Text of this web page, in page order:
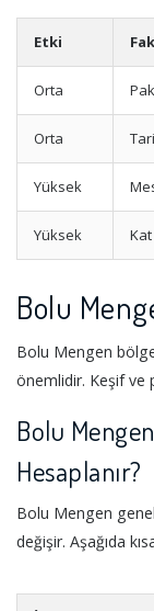
Etki
Orta
Orta
Yüksek
Yüksek
Bolu
Bolu Mengen
önemlidir. Keşif ve
Bolu
Hesaplanır?
Bolu Mengen
değişir. Aşağıda